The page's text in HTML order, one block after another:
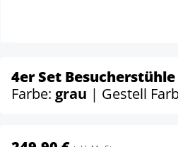
4er Set
Farbe: grau | Gestell